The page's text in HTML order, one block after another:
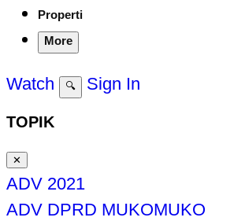
Properti
More
Watch 🔍 Sign In
TOPIK
✕
ADV 2021
ADV DPRD MUKOMUKO